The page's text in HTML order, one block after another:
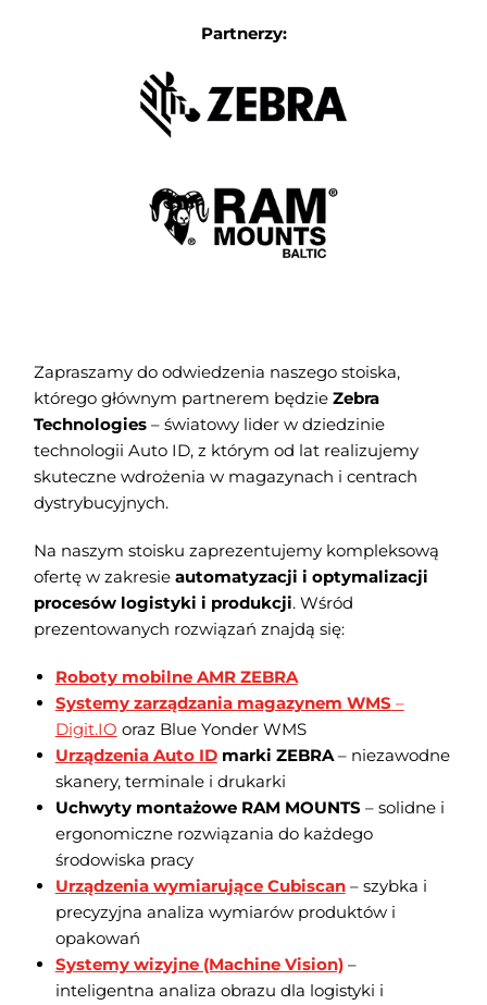
Partnerzy:
Zapraszamy do odwiedzenia naszego stoiska,
którego głównym partnerem będzie Zebra
Technologies– światowy lider w dziedzinie
technologii Auto ID, z którym od lat realizujemy
skuteczne wdrożenia w magazynach i centrach
dystrybucyjnych.
Na naszym stoisku zaprezentujemy kompleksową
ofertę w zakresie automatyzacji i optymalizacji
procesów logistyki i produkcji. Wśród
prezentowanych rozwiązań znajdą się:
Roboty mobilne AMR ZEBRA
Systemy zarządzania magazynem WMS –
Digit.IO oraz Blue Yonder WMS
Urządzenia Auto IDmarki ZEBRA– niezawodne
skanery, terminale i drukarki
Uchwyty montażowe RAM MOUNTS – solidne i
ergonomiczne rozwiązania do każdego
środowiska pracy
Urządzenia wymiarujące Cubiscan– szybka i
precyzyjna analiza wymiarów produktów i
opakowań
Systemy wizyjne (Machine Vision)–
inteligentna analiza obrazu dla logistyki i